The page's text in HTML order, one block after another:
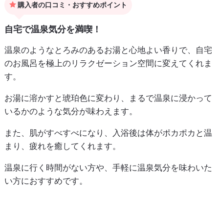
購入者の口コミ・おすすめポイント
自宅で温泉気分を満喫！
温泉のようなとろみのあるお湯と心地よい香りで、自宅
のお風呂を極上のリラクゼーション空間に変えてくれま
す。
お湯に溶かすと琥珀色に変わり、まるで温泉に浸かって
いるかのような気分が味わえます。
また、肌がすべすべになり、入浴後は体がポカポカと温
まり、疲れを癒してくれます。
温泉に行く時間がない方や、手軽に温泉気分を味わいた
い方におすすめです。